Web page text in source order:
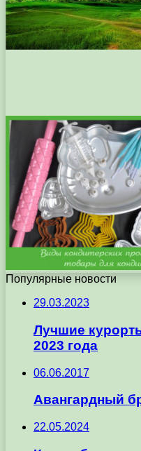
Популярные новости
29.03.2023
Лучшие
2023 года
06.06.2017
Авангардный
22.05.2024